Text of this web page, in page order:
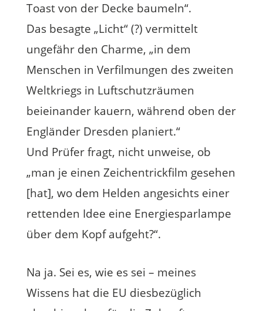
Toast von der Decke baumeln“.
Das besagte „Licht“ (?) vermittelt
ungefähr den Charme, „in dem
Menschen in Verfilmungen des zweiten
Weltkriegs in Luftschutzräumen
beieinander kauern, während oben der
Engländer Dresden planiert.“
Und Prüfer fragt, nicht unweise, ob
„man je einen Zeichentrickfilm gesehen
[hat], wo dem Helden angesichts einer
rettenden Idee eine Energiesparlampe
über dem Kopf aufgeht?“.
Na ja. Sei es, wie es sei – meines
Wissens hat die EU diesbezüglich